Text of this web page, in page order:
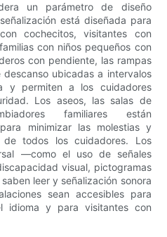
un parámetro de diseño
está diseñada para
cochecitos, visitantes con
con niños pequeños con
con pendiente, las rampas
ubicadas a intervalos
y permiten a los cuidadores
Los aseos, las salas de
familiares están
minimizar las molestias y
de todos los cuidadores. Los
—como el uso de señales
visual, pictogramas
leer y señalización sonora
sean accesibles para
idioma y para visitantes con